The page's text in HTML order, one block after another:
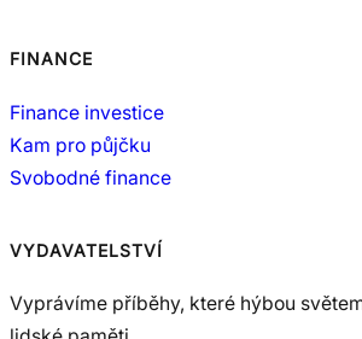
FINANCE
Finance investice
Kam pro půjčku
Svobodné finance
VYDAVATELSTVÍ
Vyprávíme příběhy, které hýbou